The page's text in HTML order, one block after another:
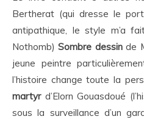
Bertherat (qui dresse le
antipathique, le style m’a
Nothomb)Sombre dessinde
jeune peintre
l’histoire change toute la
martyr d’Elorn Gouasdoué
sous la surveillance d’un